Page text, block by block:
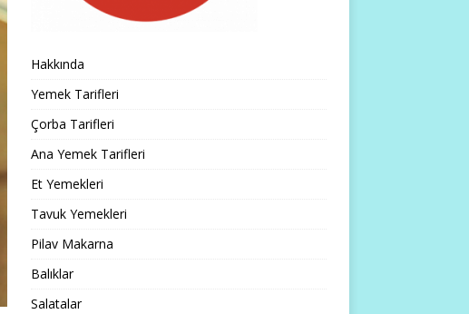
Hakkında
Yemek Tarifleri
Çorba Tarifleri
Ana Yemek Tarifleri
Et Yemekleri
Tavuk Yemekleri
Pilav Makarna
Balıklar
Salatalar